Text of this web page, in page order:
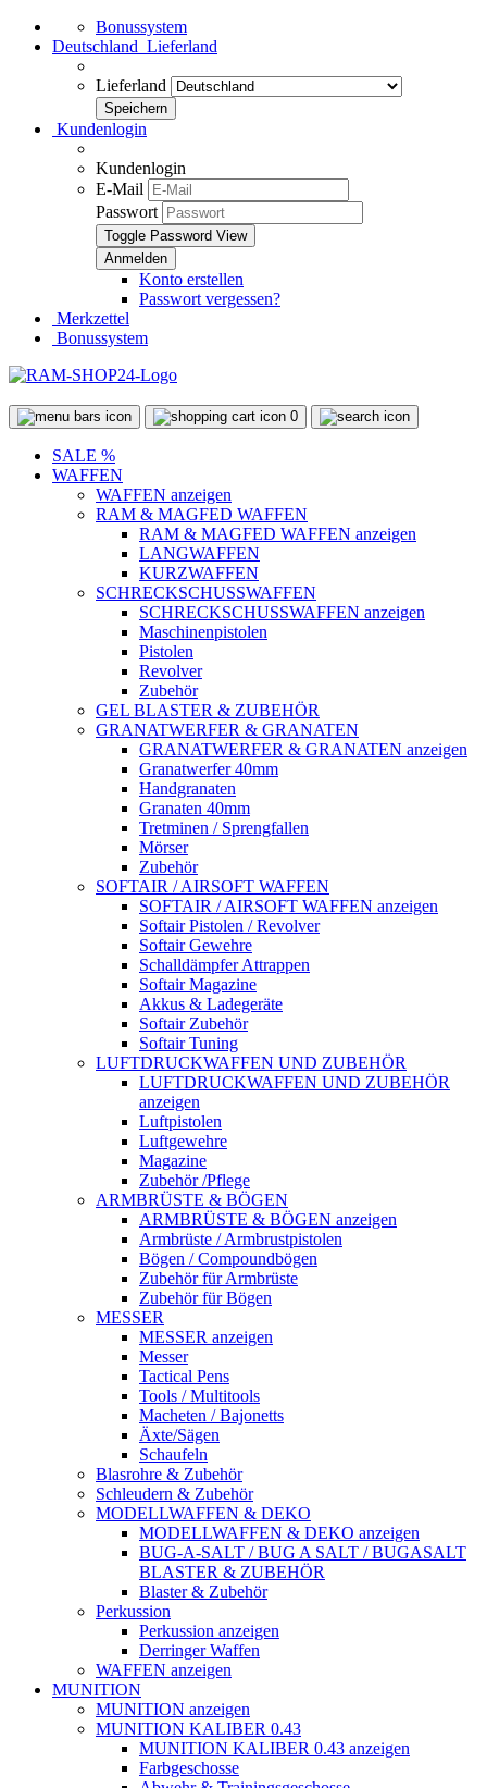
Bonussystem
Deutschland Lieferland
Lieferland
Kundenlogin
Kundenlogin
E-Mail
Passwort
Toggle Password View
Konto erstellen
Passwort vergessen?
Merkzettel
Bonussystem
0
SALE %
WAFFEN
WAFFEN anzeigen
RAM & MAGFED WAFFEN
RAM & MAGFED WAFFEN anzeigen
LANGWAFFEN
KURZWAFFEN
SCHRECKSCHUSSWAFFEN
SCHRECKSCHUSSWAFFEN anzeigen
Maschinenpistolen
Pistolen
Revolver
Zubehör
GEL BLASTER & ZUBEHÖR
GRANATWERFER & GRANATEN
GRANATWERFER & GRANATEN anzeigen
Granatwerfer 40mm
Handgranaten
Granaten 40mm
Tretminen / Sprengfallen
Mörser
Zubehör
SOFTAIR / AIRSOFT WAFFEN
SOFTAIR / AIRSOFT WAFFEN anzeigen
Softair Pistolen / Revolver
Softair Gewehre
Schalldämpfer Attrappen
Softair Magazine
Akkus & Ladegeräte
Softair Zubehör
Softair Tuning
LUFTDRUCKWAFFEN UND ZUBEHÖR
LUFTDRUCKWAFFEN UND ZUBEHÖR
anzeigen
Luftpistolen
Luftgewehre
Magazine
Zubehör /Pflege
ARMBRÜSTE & BÖGEN
ARMBRÜSTE & BÖGEN anzeigen
Armbrüste / Armbrustpistolen
Bögen / Compoundbögen
Zubehör für Armbrüste
Zubehör für Bögen
MESSER
MESSER anzeigen
Messer
Tactical Pens
Tools / Multitools
Macheten / Bajonetts
Äxte/Sägen
Schaufeln
Blasrohre & Zubehör
Schleudern & Zubehör
MODELLWAFFEN & DEKO
MODELLWAFFEN & DEKO anzeigen
BUG-A-SALT / BUG A SALT / BUGASALT
BLASTER & ZUBEHÖR
Blaster & Zubehör
Perkussion
Perkussion anzeigen
Derringer Waffen
WAFFEN anzeigen
MUNITION
MUNITION anzeigen
MUNITION KALIBER 0.43
MUNITION KALIBER 0.43 anzeigen
Farbgeschosse